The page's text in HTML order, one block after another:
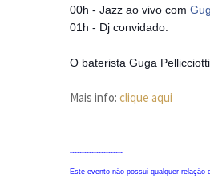
00h - Jazz ao vivo com
01h - Dj convidado.
O baterista Guga
Mais info: clique aqui
----------------------
Este evento não possui qualquer